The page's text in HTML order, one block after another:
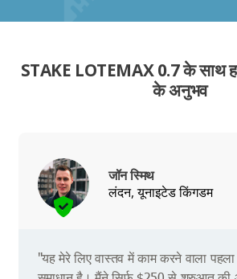
STAKE LOTEMAX 0.7 के साथ
के अनुभव
जॉन स्मिथ
लंदन, यूनाइटेड किंगडम
"यह मेरे लिए वास्तव में काम करने वाला